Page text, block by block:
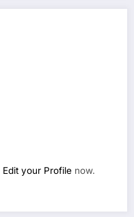
Edit your Profile now.